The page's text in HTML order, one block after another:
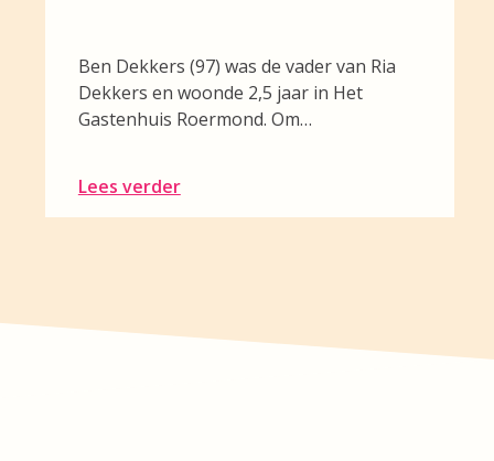
Ben Dekkers (97) was de vader van Ria
Dekkers en woonde 2,5 jaar in Het
Gastenhuis Roermond. Om…
Lees verder